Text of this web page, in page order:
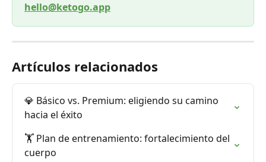
hello@ketogo.app
Artículos relacionados
💎 Básico vs. Premium: eligiendo su camino
hacia el éxito
🏋️ Plan de entrenamiento: fortalecimiento del
cuerpo